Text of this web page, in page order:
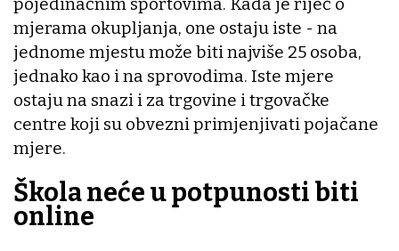
mjerama okupljanja, one ostaju iste - na
jednome mjestu može biti najviše 25 osoba,
jednako kao i na sprovodima. Iste mjere
ostaju na snazi i za trgovine i trgovačke
centre koji su obvezni primjenjivati pojačane
mjere.
Škola neće u potpunosti biti
online